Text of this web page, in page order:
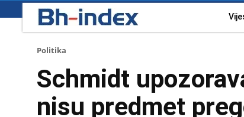
Politika
Schmidt
nisu predmet